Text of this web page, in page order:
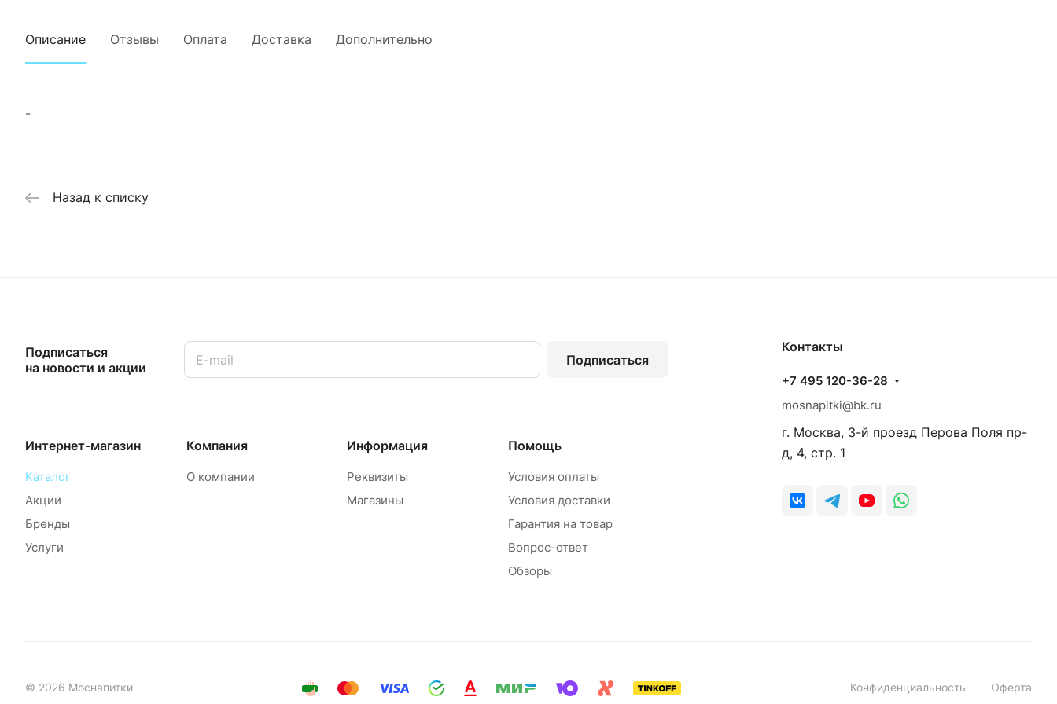
Описание Отзывы Оплата Доставка Дополнительно
-
Назад к списку
Подписаться
на новости и акции
Подписаться
Интернет-магазин
Каталог
Акции
Бренды
Услуги
Компания
О компании
Информация
Реквизиты
Магазины
Помощь
Условия оплаты
Условия доставки
Гарантия на товар
Вопрос-ответ
Обзоры
Контакты
+7 495 120-36-28
mosnapitki@bk.ru
г. Москва, 3-й проезд Перова Поля пр-
д, 4, стр. 1
© 2026 Моснапитки Конфиденциальность Оферта